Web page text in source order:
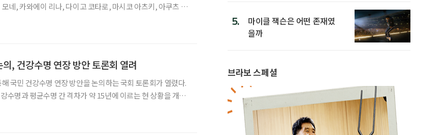
네, 카와에이 리나, 다이고 코타로, 마시코 아츠키, 아쿠츠 니
, 건강수명 연장 방안 토론회 열려
국민 건강수명 연장 방안을 논의하는 국회 토론회가 열렸다.
수명과 평균수명 간 격차가 약 15년에 이르는 현 상황을 개선
5.
마이클 잭슨은 어떤 존재였
을까
브라보 스페셜